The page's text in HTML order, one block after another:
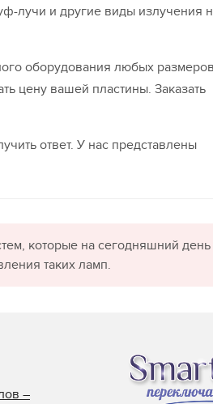
лучи и другие виды излучения
оборудования любых
цену вашей пластины. Заказать
ответ. У нас представлены
которые на сегодняшний день
таких ламп.
–